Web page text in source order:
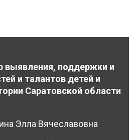
выявления, поддержки и
и талантов детей и
Саратовской области
Элла Вячеславовна